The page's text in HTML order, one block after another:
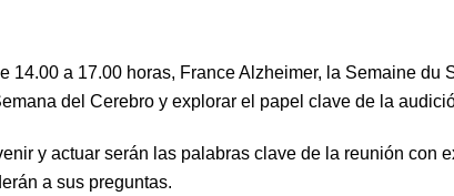
14.00 a 17.00 horas, France Alzheimer, la Semaine
del Cerebro y explorar el papel clave de la
y actuar serán las palabras clave de la reunión con
a sus preguntas.